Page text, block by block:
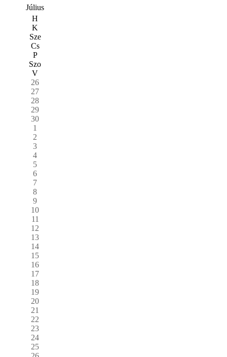
Július
H
K
Sze
Cs
P
Szo
V
26
27
28
29
30
1
2
3
4
5
6
7
8
9
10
11
12
13
14
15
16
17
18
19
20
21
22
23
24
25